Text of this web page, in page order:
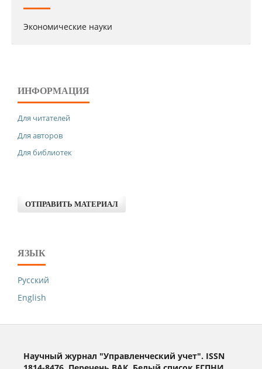
Экономические науки
ИНФОРМАЦИЯ
Для читателей
Для авторов
Для библиотек
ОТПРАВИТЬ МАТЕРИАЛ
ЯЗЫК
Русский
English
Научный журнал "Управленческий учет". ISSN